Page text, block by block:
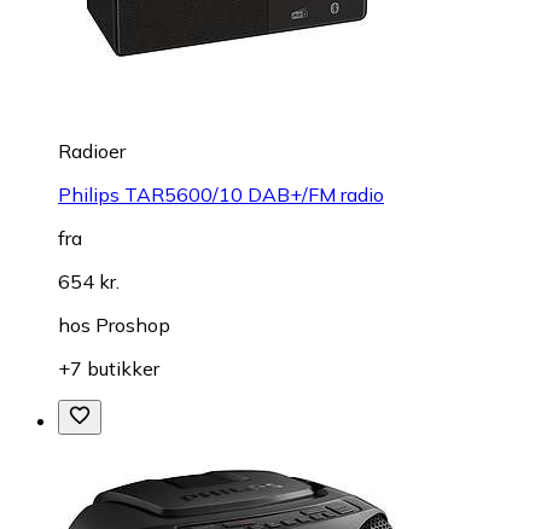
Radioer
Philips TAR5600/10 DAB+/FM radio
fra
654 kr.
hos Proshop
+7 butikker